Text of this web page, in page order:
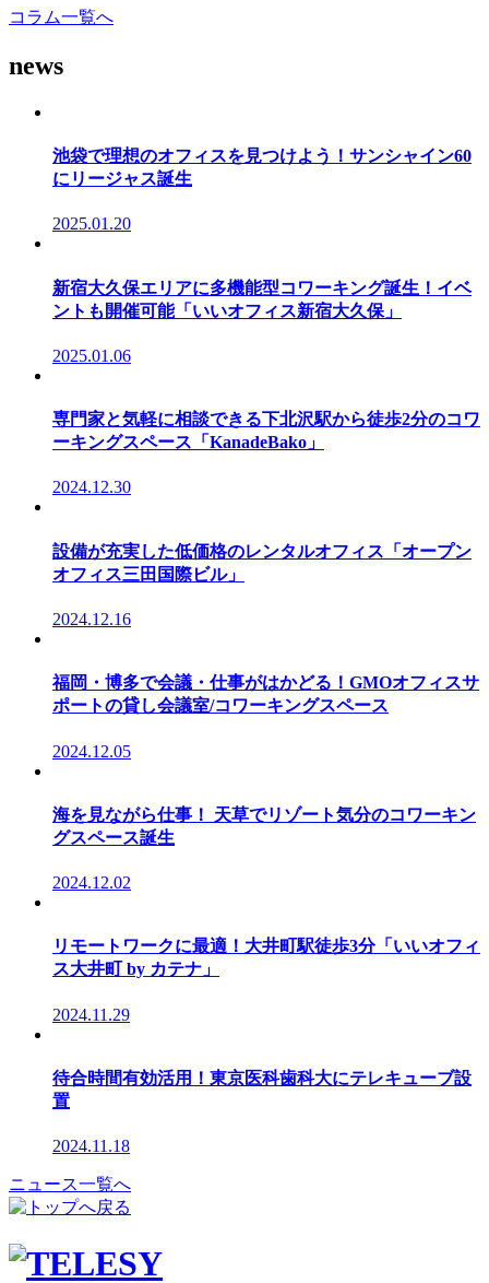
コラム一覧へ
news
池袋で理想のオフィスを見つけよう！サンシャイン60
にリージャス誕生
2025.01.20
新宿大久保エリアに多機能型コワーキング誕生！イベ
ントも開催可能「いいオフィス新宿大久保」
2025.01.06
専門家と気軽に相談できる下北沢駅から徒歩2分のコワ
ーキングスペース「KanadeBako」
2024.12.30
設備が充実した低価格のレンタルオフィス「オープン
オフィス三田国際ビル」
2024.12.16
福岡・博多で会議・仕事がはかどる！GMOオフィスサ
ポートの貸し会議室/コワーキングスペース
2024.12.05
海を見ながら仕事！ 天草でリゾート気分のコワーキン
グスペース誕生
2024.12.02
リモートワークに最適！大井町駅徒歩3分「いいオフィ
ス大井町 by カテナ」
2024.11.29
待合時間有効活用！東京医科歯科大にテレキューブ設
置
2024.11.18
ニュース一覧へ